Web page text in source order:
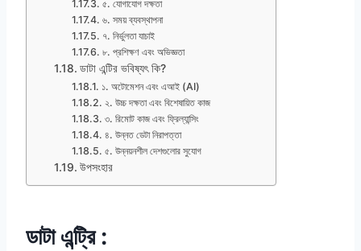
৫. যোগাযোগ দক্ষতা
৬. সময় ব্যবস্থাপনা
৭. নির্ভুলতা যাচাই
৮. প্রশিক্ষণ এবং অভিজ্ঞতা
ডাটা এন্টির ভবিষ্যৎ কি?
১. অটোমেশন এবং এআই (AI)
২. উচ্চ দক্ষতা এবং বিশেষায়িত কাজ
৩. রিমোট কাজ এবং ফ্রিল্যান্সিং
৪. উন্নত ডেটা নিরাপত্তা
৫. উন্নয়নশীল দেশগুলোর সুযোগ
উপসংহার
ডাটা এন্ট্রি :